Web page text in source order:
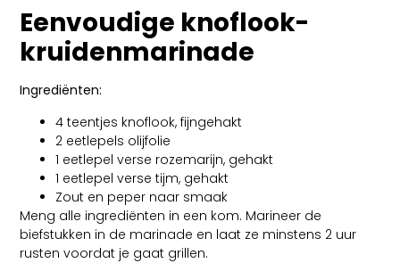
Eenvoudige knoflook-
kruidenmarinade
Ingrediënten:
4 teentjes knoflook, fijngehakt
2 eetlepels olijfolie
1 eetlepel verse rozemarijn, gehakt
1 eetlepel verse tijm, gehakt
Zout en peper naar smaak
Meng alle ingrediënten in een kom. Marineer de
biefstukken in de marinade en laat ze minstens 2 uur
rusten voordat je gaat grillen.